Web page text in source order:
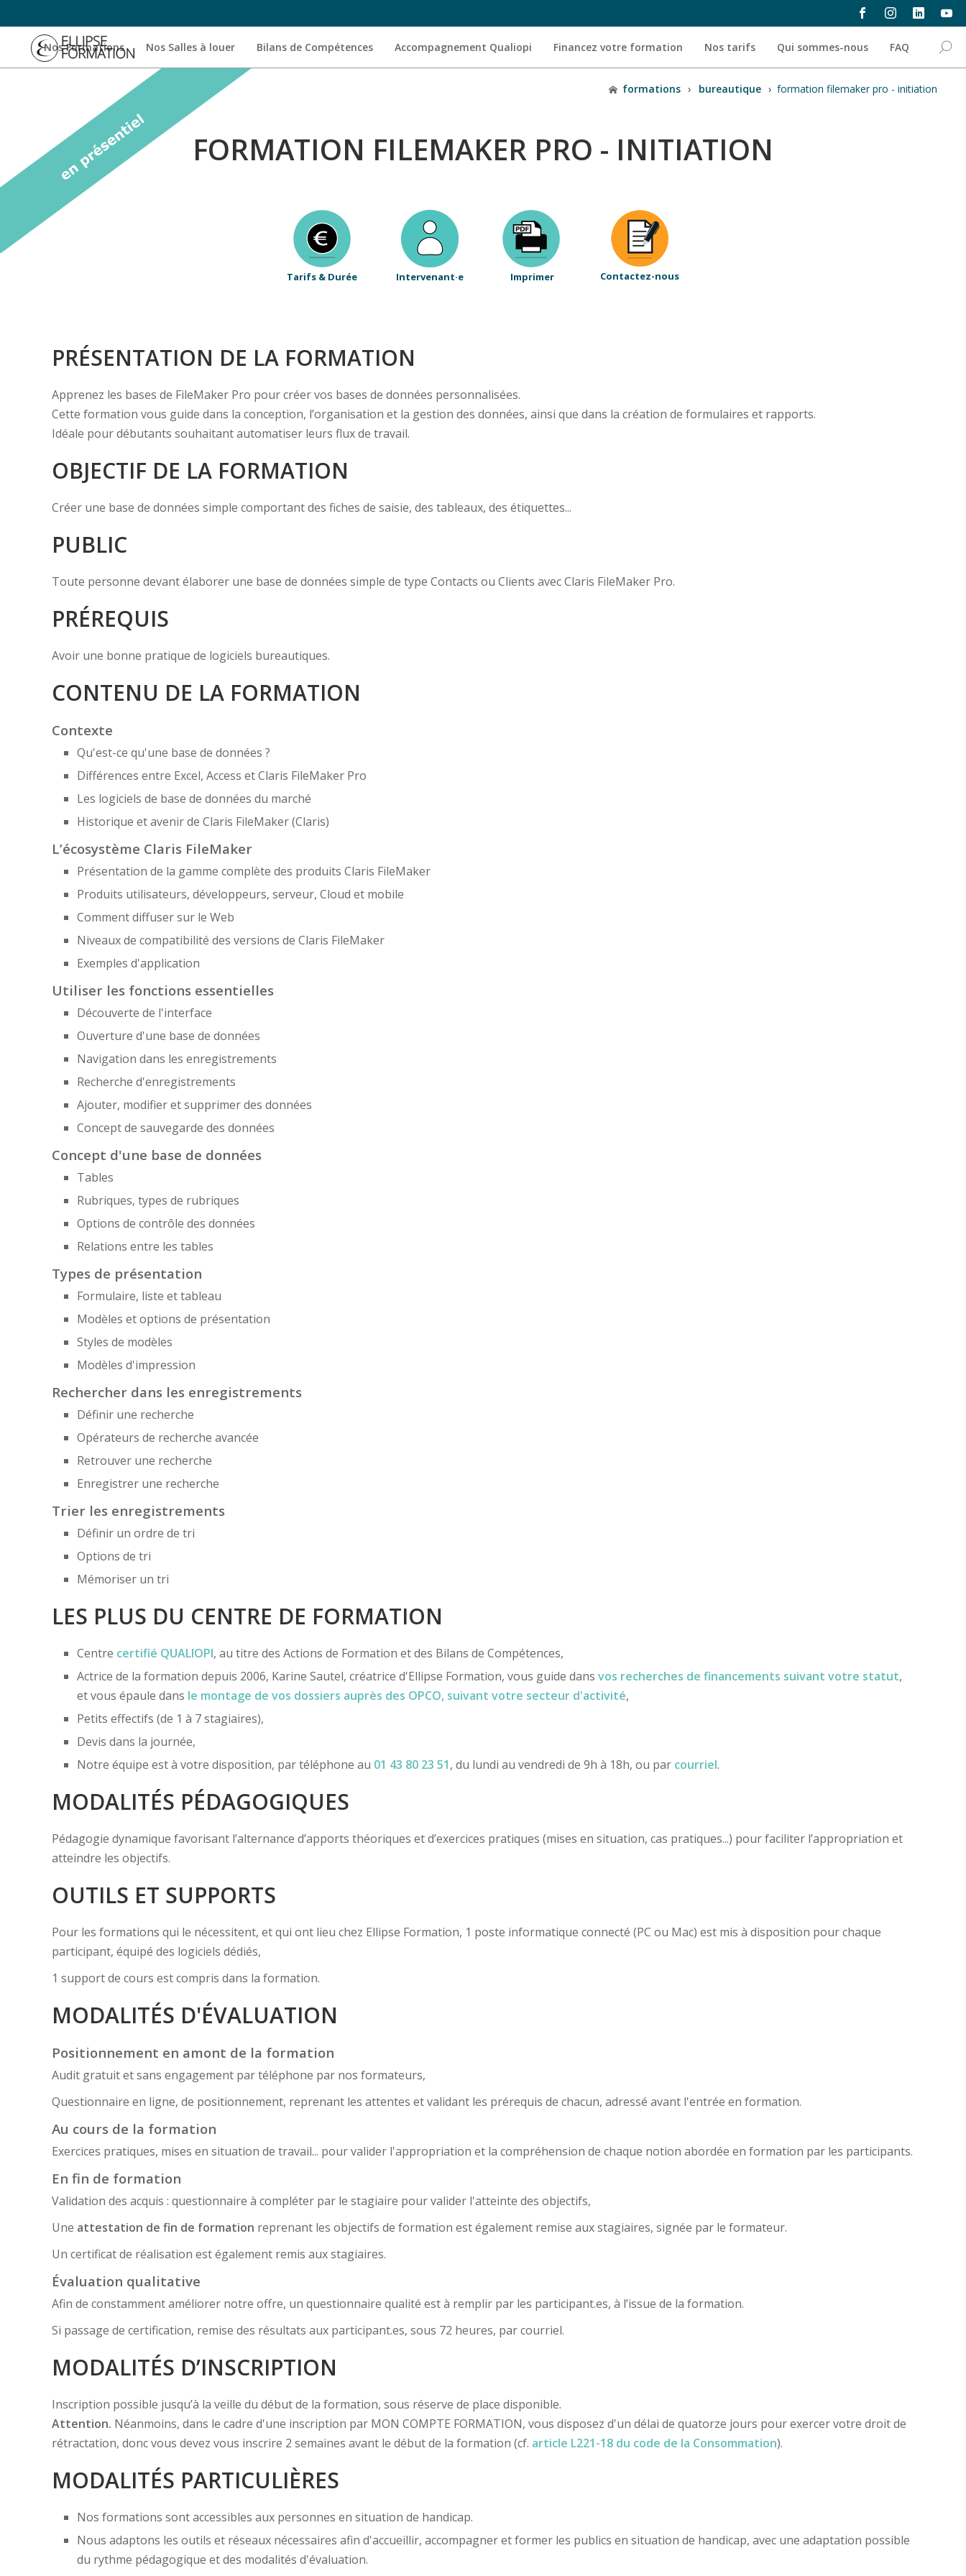
Nos Formations Nos Salles à louer Bilans de Compétences Accompagnement Qualiopi Financez votre formation Nos tarifs Qui sommes-nous FAQ
formations › bureautique › formation filemaker pro - initiation
FORMATION FILEMAKER PRO - INITIATION
Tarifs & Durée Intervenant·e Imprimer Contactez-nous
PRÉSENTATION DE LA FORMATION
Apprenez les bases de FileMaker Pro pour créer vos bases de données personnalisées.
Cette formation vous guide dans la conception, l’organisation et la gestion des données, ainsi que dans la création de formulaires et rapports.
Idéale pour débutants souhaitant automatiser leurs flux de travail.
OBJECTIF DE LA FORMATION
Créer une base de données simple comportant des fiches de saisie, des tableaux, des étiquettes...
PUBLIC
Toute personne devant élaborer une base de données simple de type Contacts ou Clients avec Claris FileMaker Pro.
PRÉREQUIS
Avoir une bonne pratique de logiciels bureautiques.
CONTENU DE LA FORMATION
Contexte
Qu'est-ce qu'une base de données ?
Différences entre Excel, Access et Claris FileMaker Pro
Les logiciels de base de données du marché
Historique et avenir de Claris FileMaker (Claris)
L’écosystème Claris FileMaker
Présentation de la gamme complète des produits Claris FileMaker
Produits utilisateurs, développeurs, serveur, Cloud et mobile
Comment diffuser sur le Web
Niveaux de compatibilité des versions de Claris FileMaker
Exemples d'application
Utiliser les fonctions essentielles
Découverte de l'interface
Ouverture d'une base de données
Navigation dans les enregistrements
Recherche d'enregistrements
Ajouter, modifier et supprimer des données
Concept de sauvegarde des données
Concept d'une base de données
Tables
Rubriques, types de rubriques
Options de contrôle des données
Relations entre les tables
Types de présentation
Formulaire, liste et tableau
Modèles et options de présentation
Styles de modèles
Modèles d'impression
Rechercher dans les enregistrements
Définir une recherche
Opérateurs de recherche avancée
Retrouver une recherche
Enregistrer une recherche
Trier les enregistrements
Définir un ordre de tri
Options de tri
Mémoriser un tri
LES PLUS DU CENTRE DE FORMATION
Centre certifié QUALIOPI, au titre des Actions de Formation et des Bilans de Compétences,
Actrice de la formation depuis 2006, Karine Sautel, créatrice d'Ellipse Formation, vous guide dans vos recherches de financements suivant votre statut,
et vous épaule dans le montage de vos dossiers auprès des OPCO, suivant votre secteur d'activité,
Petits effectifs (de 1 à 7 stagiaires),
Devis dans la journée,
Notre équipe est à votre disposition, par téléphone au 01 43 80 23 51, du lundi au vendredi de 9h à 18h, ou par courriel.
MODALITÉS PÉDAGOGIQUES
Pédagogie dynamique favorisant l’alternance d’apports théoriques et d’exercices pratiques (mises en situation, cas pratiques...) pour faciliter l’appropriation et
atteindre les objectifs.
OUTILS ET SUPPORTS
Pour les formations qui le nécessitent, et qui ont lieu chez Ellipse Formation, 1 poste informatique connecté (PC ou Mac) est mis à disposition pour chaque
participant, équipé des logiciels dédiés,
1 support de cours est compris dans la formation.
MODALITÉS D'ÉVALUATION
Positionnement en amont de la formation
Audit gratuit et sans engagement par téléphone par nos formateurs,
Questionnaire en ligne, de positionnement, reprenant les attentes et validant les prérequis de chacun, adressé avant l'entrée en formation.
Au cours de la formation
Exercices pratiques, mises en situation de travail... pour valider l'appropriation et la compréhension de chaque notion abordée en formation par les participants.
En fin de formation
Validation des acquis : questionnaire à compléter par le stagiaire pour valider l'atteinte des objectifs,
Une attestation de fin de formation reprenant les objectifs de formation est également remise aux stagiaires, signée par le formateur.
Un certificat de réalisation est également remis aux stagiaires.
Évaluation qualitative
Afin de constamment améliorer notre offre, un questionnaire qualité est à remplir par les participant.es, à l’issue de la formation.
Si passage de certification, remise des résultats aux participant.es, sous 72 heures, par courriel.
MODALITÉS D’INSCRIPTION
Inscription possible jusqu’à la veille du début de la formation, sous réserve de place disponible.
Attention. Néanmoins, dans le cadre d'une inscription par MON COMPTE FORMATION, vous disposez d'un délai de quatorze jours pour exercer votre droit de
rétractation, donc vous devez vous inscrire 2 semaines avant le début de la formation (cf. article L221-18 du code de la Consommation).
MODALITÉS PARTICULIÈRES
Nos formations sont accessibles aux personnes en situation de handicap.
Nous adaptons les outils et réseaux nécessaires afin d'accueillir, accompagner et former les publics en situation de handicap, avec une adaptation possible
du rythme pédagogique et des modalités d'évaluation.